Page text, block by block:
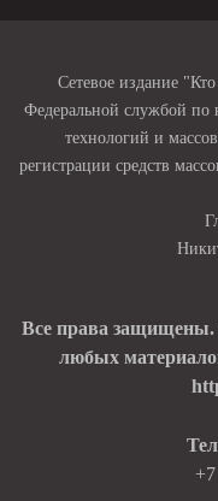
Сетевое издание
Федеральной службой по
технологий и
регистрации средств
Все права защищены.
любых